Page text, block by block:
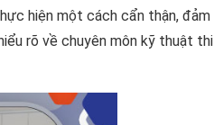
hiện một cách cẩn thận, đảm
rõ về chuyên môn kỹ thuật thi